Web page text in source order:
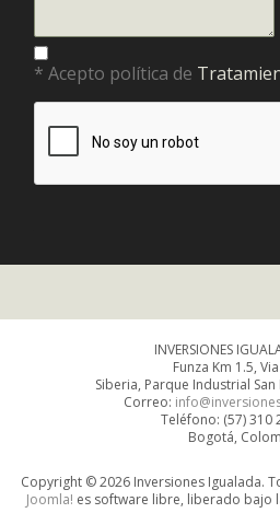
* Acepto política de
INVERSIONES
Funza Km 1.5,
Siberia, Parque Industrial
Correo:
Teléfono: (57) 310
Bogotá,
Copyright © 2026 Inversiones Igualada.
Joomla! es software libre, liberado bajo